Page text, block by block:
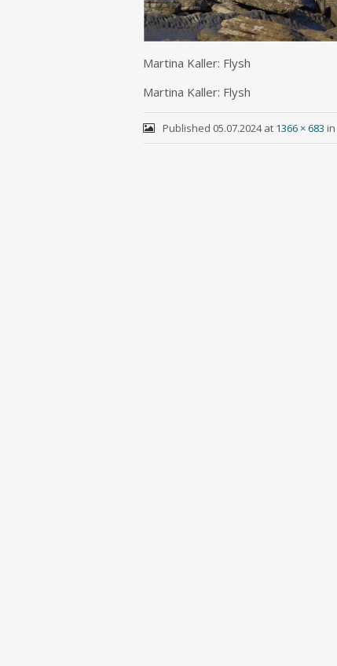
Mar­ti­na Kal­ler: Flysh
Mar­ti­na Kal­ler: Flysh
Published 05.07.2024at 1366 × 683 in